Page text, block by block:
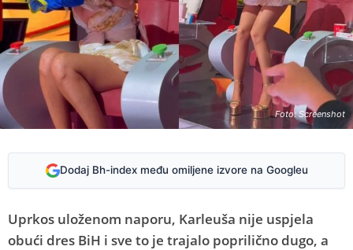
Foto: Screenshot
Dodaj Bh-index među omiljene izvore na Googleu
Uprkos uloženom naporu, Karleuša nije uspjela
obući dres BiH i sve to je trajalo poprilično dugo, a